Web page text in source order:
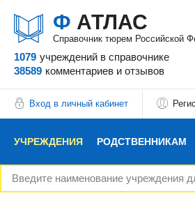
Ф АТЛАС
Справочник тюрем Российской
1079 учреждений в справочнике
38589 комментариев и отзывов
Вход в личный кабинет
УЧРЕЖДЕНИЯ РОДСТВЕННИКАМ
НОВОСТИ БЛОГ АДВОКАТЫ